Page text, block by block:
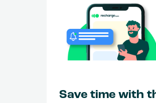
Save time with